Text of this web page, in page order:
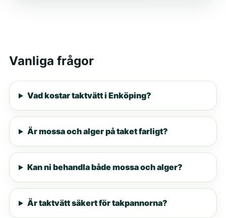
Vanliga frågor
Vad kostar taktvätt i Enköping?
Är mossa och alger på taket farligt?
Kan ni behandla både mossa och alger?
Är taktvätt säkert för takpannorna?